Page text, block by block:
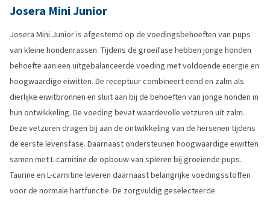
Josera Mini Junior
Josera Mini Junior is afgestemd op de voedingsbehoeften van pups
van kleine hondenrassen. Tijdens de groeifase hebben jonge honden
behoefte aan een uitgebalanceerde voeding met voldoende energie en
hoogwaardige eiwitten. De receptuur combineert eend en zalm als
dierlijke eiwitbronnen en sluit aan bij de behoeften van jonge honden in
hun ontwikkeling. De voeding bevat waardevolle vetzuren uit zalm.
Deze vetzuren dragen bij aan de ontwikkeling van de hersenen tijdens
de eerste levensfase. Daarnaast ondersteunen hoogwaardige eiwitten
samen met L-carnitine de opbouw van spieren bij groeiende pups.
Taurine en L-carnitine leveren daarnaast belangrijke voedingsstoffen
voor de normale hartfunctie. De zorgvuldig geselecteerde